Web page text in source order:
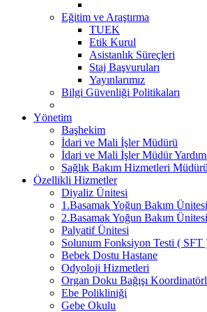
Eğitim ve Araştırma
TUEK
Etik Kurul
Asistanlık Süreçleri
Staj Başvuruları
Yayınlarımız
Bilgi Güvenliği Politikaları
Yönetim
Başhekim
İdari ve Mali İşler Müdürü
İdari ve Mali İşler Müdür
Sağlık Bakım Hizmetleri Müdürü
Özellikli Hizmetler
Diyaliz Ünitesi
1.Basamak Yoğun Bakım Ünitesi
2.Basamak Yoğun Bakım Ünitesi
Palyatif Ünitesi
Solunum Fonksiyon Testi ( SFT
Bebek Dostu Hastane
Odyoloji Hizmetleri
Organ Doku Bağışı
Ebe Polikliniği
Gebe Okulu